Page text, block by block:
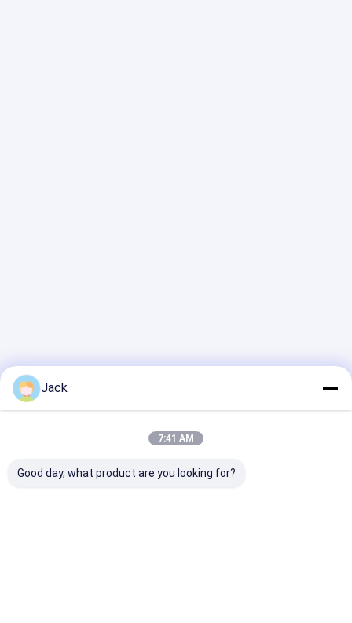
Jack
7:41 AM
Good day, what product are you looking for?